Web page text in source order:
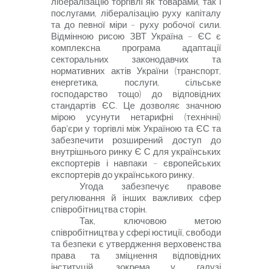
послугами, лібералізацію руху капіталу
та до певної міри – руху робочої сили.
Відмінною рисою ЗВТ Україна – ЄС є
комплексна програма адаптації
секторальних законодавчих та
нормативних актів України (транспорт,
енергетика, послуги, сільське
господарство тощо) до відповідних
стандартів ЄС. Це дозволяє значною
мірою усунути нетарифні (технічні)
бар'єри у торгівлі між Україною та ЄС та
забезпечити розширений доступ до
внутрішнього ринку Є С для українських
експортерів і навпаки – європейських
експортерів до українського ринку.
Угода забезпечує правове
регулювання й інших важливих сфер
співробітництва сторін.
Так, ключовою метою
співробітництва у сфері юстиції, свободи
та безпеки є утвердження верховенства
права та зміцнення відповідних
інституцій, зокрема у галузі